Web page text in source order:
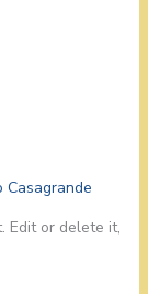
Casagrande
Edit or delete it,